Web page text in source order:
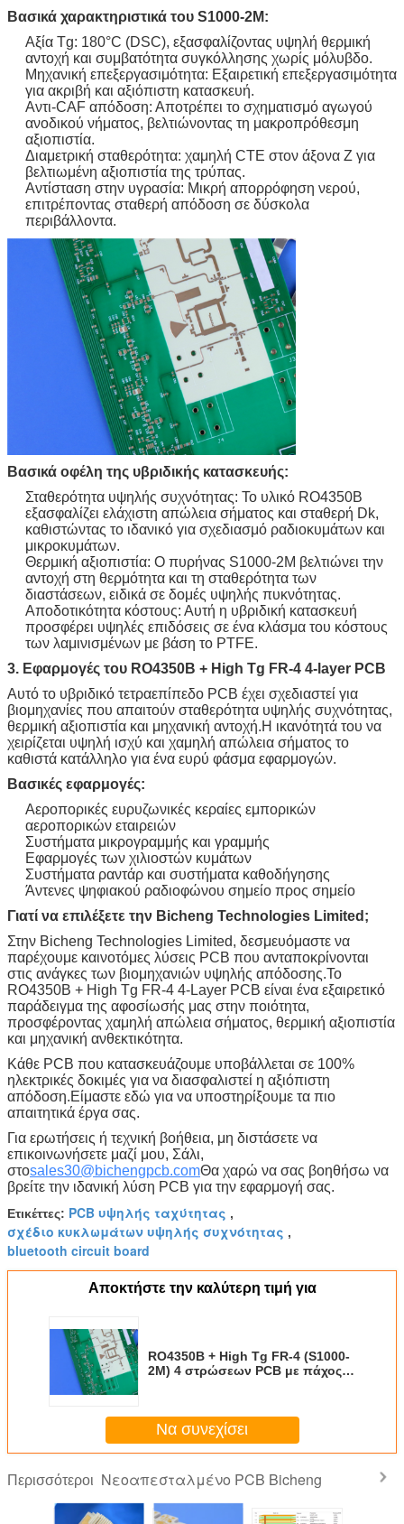
Βασικά χαρακτηριστικά του S1000-2M:
Αξία Tg: 180°C (DSC), εξασφαλίζοντας υψηλή θερμική
αντοχή και συμβατότητα συγκόλλησης χωρίς μόλυβδο.
Μηχανική επεξεργασιμότητα: Εξαιρετική επεξεργασιμότητα
για ακριβή και αξιόπιστη κατασκευή.
Αντι-CAF απόδοση: Αποτρέπει το σχηματισμό αγωγού
ανοδικού νήματος, βελτιώνοντας τη μακροπρόθεσμη
αξιοπιστία.
Διαμετρική σταθερότητα: χαμηλή CTE στον άξονα Z για
βελτιωμένη αξιοπιστία της τρύπας.
Αντίσταση στην υγρασία: Μικρή απορρόφηση νερού,
επιτρέποντας σταθερή απόδοση σε δύσκολα
περιβάλλοντα.
Βασικά οφέλη της υβριδικής κατασκευής:
Σταθερότητα υψηλής συχνότητας: Το υλικό RO4350B
εξασφαλίζει ελάχιστη απώλεια σήματος και σταθερή Dk,
καθιστώντας το ιδανικό για σχεδιασμό ραδιοκυμάτων και
μικροκυμάτων.
Θερμική αξιοπιστία: Ο πυρήνας S1000-2M βελτιώνει την
αντοχή στη θερμότητα και τη σταθερότητα των
διαστάσεων, ειδικά σε δομές υψηλής πυκνότητας.
Αποδοτικότητα κόστους: Αυτή η υβριδική κατασκευή
προσφέρει υψηλές επιδόσεις σε ένα κλάσμα του κόστους
των λαμινισμένων με βάση το PTFE.
3. Εφαρμογές του RO4350B + High Tg FR-4 4-layer PCB
Αυτό το υβριδικό τετραεπίπεδο PCB έχει σχεδιαστεί για
βιομηχανίες που απαιτούν σταθερότητα υψηλής συχνότητας,
θερμική αξιοπιστία και μηχανική αντοχή.Η ικανότητά του να
χειρίζεται υψηλή ισχύ και χαμηλή απώλεια σήματος το
καθιστά κατάλληλο για ένα ευρύ φάσμα εφαρμογών.
Βασικές εφαρμογές:
Αεροπορικές ευρυζωνικές κεραίες εμπορικών
αεροπορικών εταιρειών
Συστήματα μικρογραμμής και γραμμής
Εφαρμογές των χιλιοστών κυμάτων
Συστήματα ραντάρ και συστήματα καθοδήγησης
Άντενες ψηφιακού ραδιοφώνου σημείο προς σημείο
Γιατί να επιλέξετε την Bicheng Technologies Limited;
Στην Bicheng Technologies Limited, δεσμευόμαστε να
παρέχουμε καινοτόμες λύσεις PCB που ανταποκρίνονται
στις ανάγκες των βιομηχανιών υψηλής απόδοσης.Το
RO4350B + High Tg FR-4 4-Layer PCB είναι ένα εξαιρετικό
παράδειγμα της αφοσίωσής μας στην ποιότητα,
προσφέροντας χαμηλή απώλεια σήματος, θερμική αξιοπιστία
και μηχανική ανθεκτικότητα.
Κάθε PCB που κατασκευάζουμε υποβάλλεται σε 100%
ηλεκτρικές δοκιμές για να διασφαλιστεί η αξιόπιστη
απόδοση.Είμαστε εδώ για να υποστηρίξουμε τα πιο
απαιτητικά έργα σας.
Για ερωτήσεις ή τεχνική βοήθεια, μη διστάσετε να
επικοινωνήσετε μαζί μου, Σάλι,
στοsales30@bichengpcb.comΘα χαρώ να σας βοηθήσω να
βρείτε την ιδανική λύση PCB για την εφαρμογή σας.
Ετικέττες: PCB υψηλής ταχύτητας ,
σχέδιο κυκλωμάτων υψηλής συχνότητας ,
bluetooth circuit board
Αποκτήστε την καλύτερη τιμή για
RO4350B + High Tg FR-4 (S1000-
2M) 4 στρώσεων PCB με πάχος
Bicheng Technologies Limited
Να συνεχίσει
Περισσότεροι Νεοαπεσταλμένο PCB Bicheng